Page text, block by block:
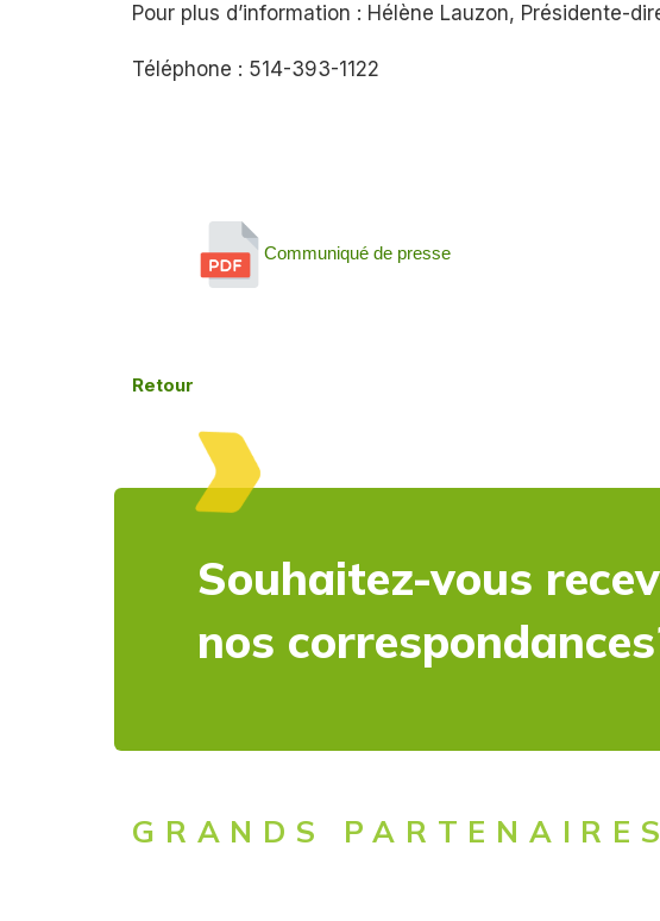
Pour plus d’information : Hélène Lauzon, Présidente-
Téléphone : 514-393-1122
Communiqué de presse
Retour
Souhaitez-vous
nos
GRANDS